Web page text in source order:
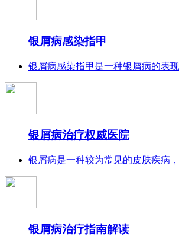
银屑病感染指甲
银屑病感染指甲是一种银屑病的表
银屑病治疗权威医院
银屑病是一种较为常见的皮肤疾病
银屑病治疗指南解读